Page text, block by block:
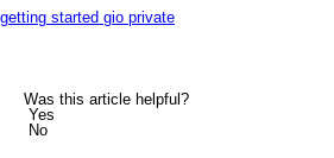
getting started gio private
Was this article helpful?
Yes
No